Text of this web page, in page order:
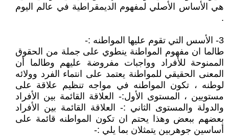
هي الأساس الأصلي لمفهوم الديمقراطية في عالم اليوم
.
3- الأسس التي تقوم عليها المواطنه :-
طالما ان مفهوم المواطنة ينطوي على جملة من الحقوق
الممنوحة للأفراد وواجبات مفروضة عليهم وطالما أن
المعنى الحقيقي للمواطنة يعتمد على انتماء الفرد وولائه
لوطنه ، تكون المواطنه في مواجه تنظيم علاقة على
مستويين ، المستوى الأول:- العلاقة القائمة بين الأفراد
والدولة والمستوى الثاني :- العلاقة القائمة بين الأفراد
بعضهم ببعض وهذا يحتم ان تكون المواطنه قائمة على
أساسين جوهربين يتمثلان بما يلي :-